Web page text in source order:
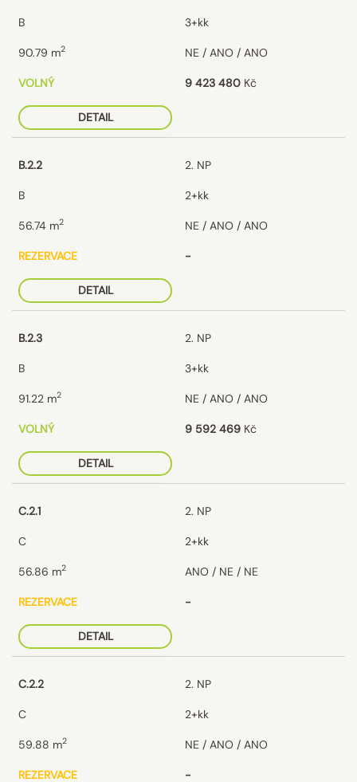
B 3+kk
90.79 m2 NE / ANO / ANO
VOLNÝ 9 423 480 Kč
DETAIL
B.2.2 2. NP
B 2+kk
56.74 m2 NE / ANO / ANO
REZERVACE -
DETAIL
B.2.3 2. NP
B 3+kk
91.22 m2 NE / ANO / ANO
VOLNÝ 9 592 469 Kč
DETAIL
C.2.1 2. NP
C 2+kk
56.86 m2 ANO / NE / NE
REZERVACE -
DETAIL
C.2.2 2. NP
C 2+kk
59.88 m2 NE / ANO / ANO
REZERVACE -